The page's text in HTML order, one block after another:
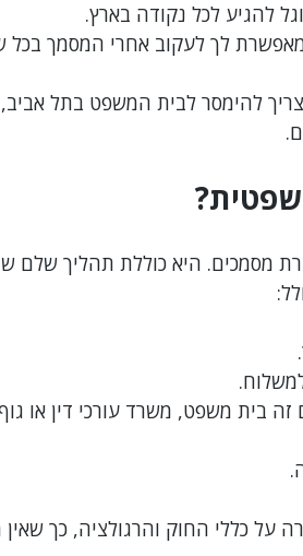
להגיע לכל נקודה בארץ.
לך לעקוב אחרי המסמך בכל
להימסר לבית המשפט בתל
מסמכים. היא כוללת תהליך שלם
בית משפט, משרד עורכי דין או
כללי החוק והרגולציה, כך שאין